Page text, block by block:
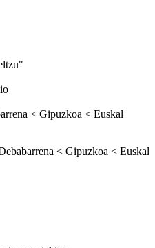
< Gipuzkoa < Euskal
< Gipuzkoa < Euskal